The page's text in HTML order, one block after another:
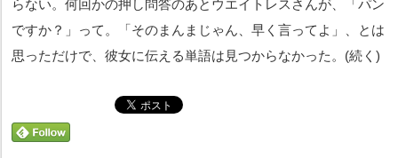
らない。何回かの押し問答のあとウエイトレスさんが、「パン
ですか？」って。「そのまんまじゃん、早く言ってよ」、とは
思っただけで、彼女に伝える単語は見つからなかった。(続く)